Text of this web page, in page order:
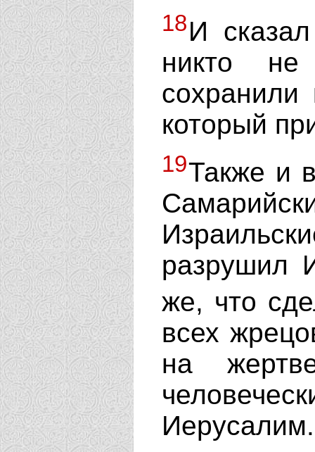
18И
никто
сохранили
который
19Также и
разрушил
же, что
всех
на
Иерусалим.